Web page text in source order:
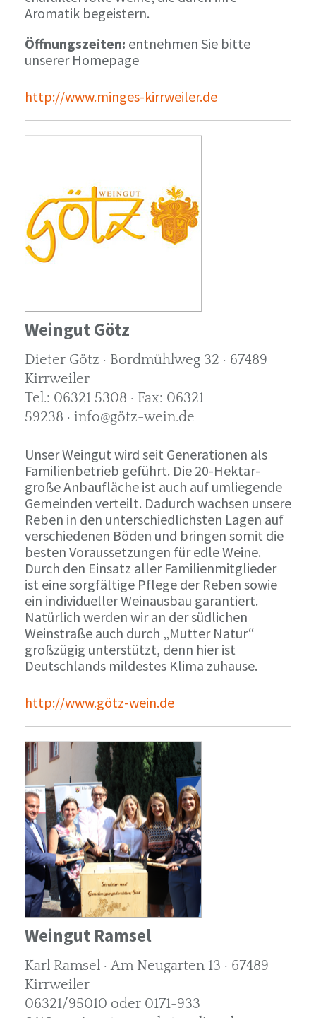
Aromatik begeistern.
Öffnungszeiten: entnehmen Sie bitte
unserer Homepage
http://www.minges-kirrweiler.de
Weingut Götz
Dieter Götz · Bordmühlweg 32 · 67489
Kirrweiler
Tel.: 06321 5308 · Fax: 06321
59238 · info@götz-wein.de
Unser Weingut wird seit Generationen als
Familienbetrieb geführt. Die 20-Hektar-
große Anbaufläche ist auch auf umliegende
Gemeinden verteilt. Dadurch wachsen unsere
Reben in den unterschiedlichsten Lagen auf
verschiedenen Böden und bringen somit die
besten Voraussetzungen für edle Weine.
Durch den Einsatz aller Familienmitglieder
ist eine sorgfältige Pflege der Reben sowie
ein individueller Weinausbau garantiert.
Natürlich werden wir an der südlichen
Weinstraße auch durch „Mutter Natur“
großzügig unterstützt, denn hier ist
Deutschlands mildestes Klima zuhause.
http://www.götz-wein.de
Weingut Ramsel
Karl Ramsel · Am Neugarten 13 · 67489
Kirrweiler
06321/95010 oder 0171-933